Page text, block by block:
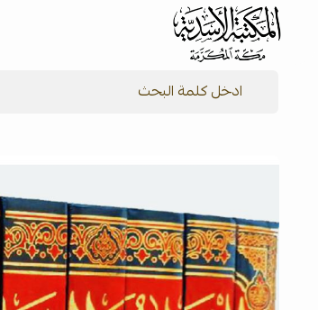
شركة المكتبة الأسدية للنشر والتوزيع